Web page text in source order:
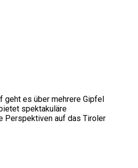
geht es über mehrere Gipfel
spektakuläre
Perspektiven auf das Tiroler